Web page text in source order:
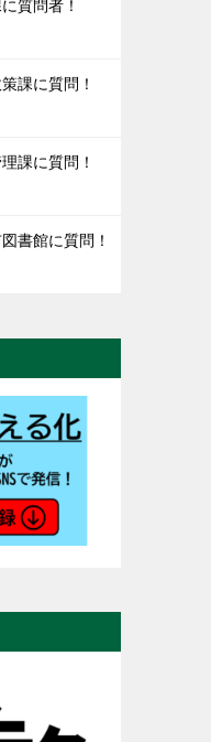
質問者！
課に質問！
課に質問！
書館に質問！